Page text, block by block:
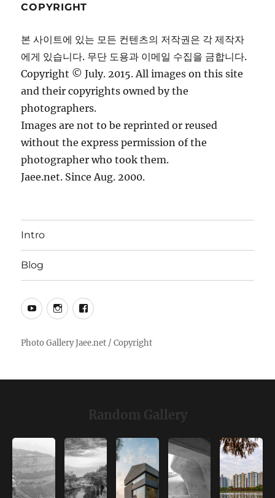
COPYRIGHT
본 사이트에 있는 모든 컨텐츠의 저작권은 각 제작자
에게 있습니다. 무단 도용과 이메일 수집을 금합니다.
Copyright © July. 2015. All images on this site
and their copyrights owned by the
photographers.
Images are not to be reprinted or reused
without the express permission of the
photographer who took them.
Jaee.net. Since Aug. 2000.
Intro
Blog
YouTubeInstagramFacebook
Random Gallery